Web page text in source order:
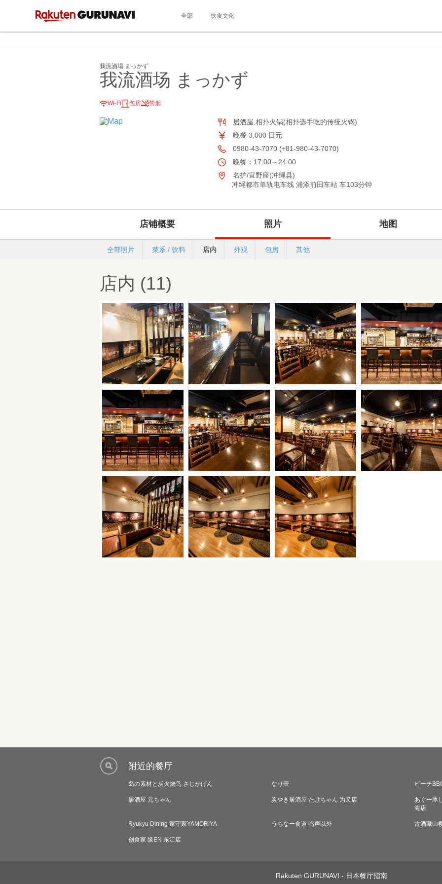
全部 饮食文化
我流酒場 まっかず
我流酒场 まっかず
Wi-Fi 包房 禁烟
居酒屋,相扑火锅(相扑选手吃的传统火锅)
晚餐 3,000 日元
0980-43-7070 (+81-980-43-7070)
晚餐：17:00～24:00
名护/宜野座(冲绳县)
冲绳都市单轨电车线 浦添前田车站 车103分钟
店铺概要 照片 地图
全部照片 菜系 / 饮料 店内 外观 包房 其他
店内 (11)
附近的餐厅
岛の素材と炭火烧鸟 さじかげん なり壹 ビーチ
居酒屋 元ちゃん 炭やき居酒屋 たけちゃん 为又店
あぐー豚
海店
Ryukyu Dining 家守家YAMORIYA うちなー食道 鸣声以外 古酒藏山
创食家 缘EN 东江店
Rakuten GURUNAVI - 日本餐厅指南